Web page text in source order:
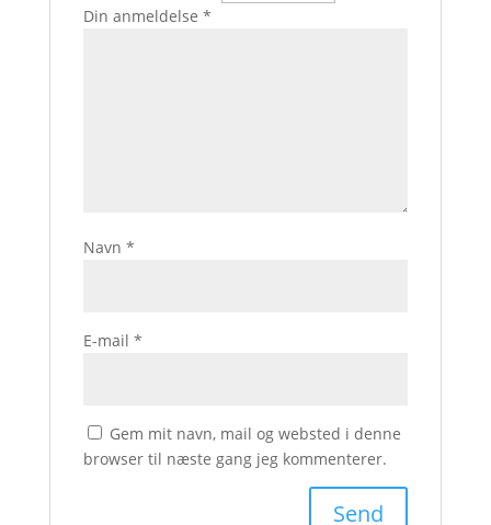
Din anmeldelse *
Navn *
E-mail *
Gem mit navn, mail og websted i denne
browser til næste gang jeg kommenterer.